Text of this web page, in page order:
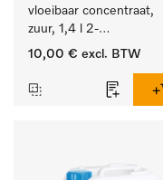
vloeibaar concentraat,
zuur, 1,4 l 2-
componentenwasmiddel
wasgoed.
10,00 € excl. BTW